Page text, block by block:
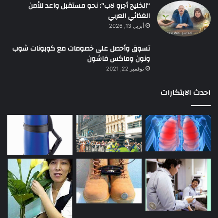
“الخليج أجرو لاب”: نحو مستقبل واعد للأمن
الغذائي العربي
أبريل 13, 2026
تسوق وأحصل على خصومات مع كوبونات شوب
ونون وماكس فاشون
نوفمبر 22, 2021
احدث الابتكارات